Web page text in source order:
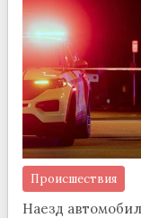
Происшествия
Наезд